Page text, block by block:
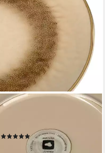
LEONARDO
(13)
59,90 € UVP77,70 €